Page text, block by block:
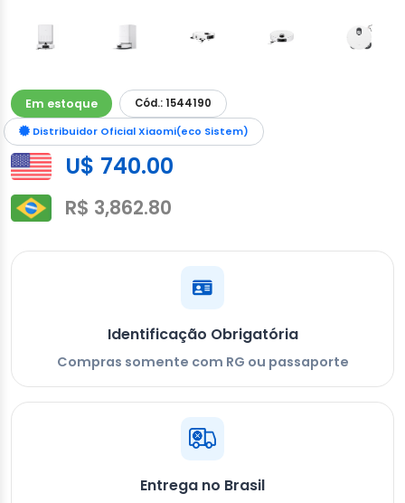
Em estoque
Cód.: 1544190
Distribuidor Oficial Xiaomi(eco Sistem)
U$ 740.00
R$ 3,862.80
Identificação Obrigatória
Compras somente com RG ou passaporte
Entrega no Brasil